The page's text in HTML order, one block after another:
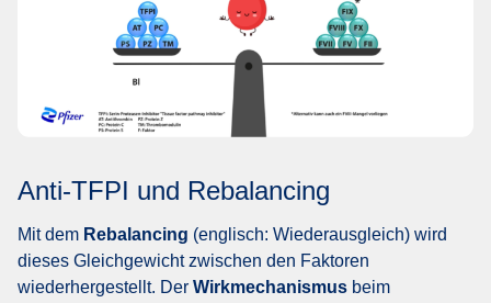
Anti-TFPI und Rebalancing
Mit dem Rebalancing (englisch: Wiederausgleich) wird
dieses Gleichgewicht zwischen den Faktoren
wiederhergestellt. Der Wirkmechanismus beim